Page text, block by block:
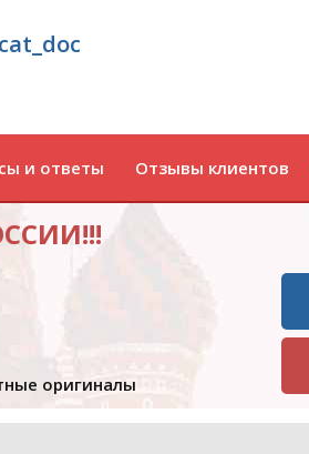
и ответы Отзывы клиентов
оригиналы